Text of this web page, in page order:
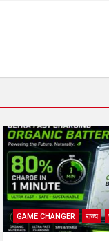
GAME CHANGER राज्य